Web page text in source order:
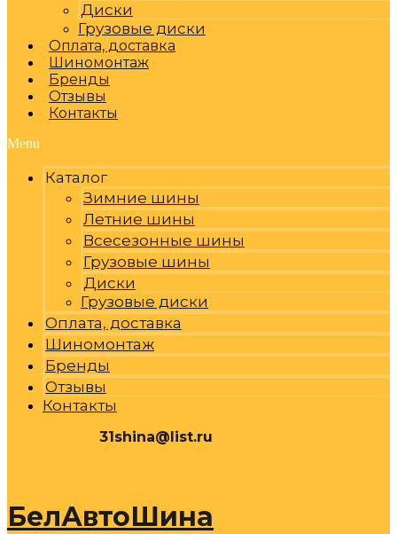
Диски
Грузовые диски
Оплата, доставка
Шиномонтаж
Бренды
Отзывы
Контакты
Menu
Каталог
Зимние шины
Летние шины
Всесезонные шины
Грузовые шины
Диски
Грузовые диски
Оплата, доставка
Шиномонтаж
Бренды
Отзывы
Контакты
31shina@list.ru
БелАвтоШина